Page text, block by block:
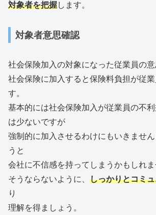
対象者を把握します。
対象者意思確認
社会保険加入の対象になった従業員の意
社会保険に加入すると保険料負担が従
す。
基本的には社会保険加入が従業員の不
は少ないですが
強制的に加入させるわけにもいきませ
うと
会社に不信感を持ってしまうかもしれ
そうならないように、 しっかりとコミ
り
理解を得ましょう。